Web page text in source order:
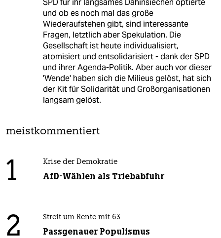
SPD für ihr langsames Dahinsiechen optierte
und ob es noch mal das große
Wiederaufstehen gibt, sind interessante
Fragen, letztlich aber Spekulation. Die
Gesellschaft ist heute individualisiert,
atomisiert und entsolidarisiert - dank der SPD
und ihrer Agenda-Politik. Aber auch vor dieser
'Wende' haben sich die Milieus gelöst, hat sich
der Kit für Solidarität und Großorganisationen
langsam gelöst.
meistkommentiert
1 Krise der Demokratie
AfD-Wählen als Triebabfuhr
2 Streit um Rente mit 63
Passgenauer Populismus